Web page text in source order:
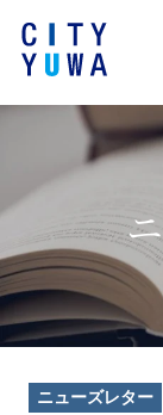
ニューズレター